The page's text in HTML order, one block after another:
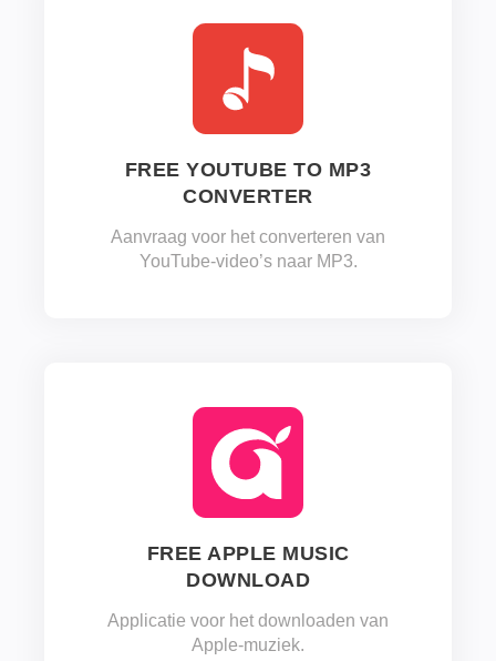
FREE YOUTUBE TO MP3
CONVERTER
Aanvraag voor het converteren van
YouTube-video’s naar MP3.
FREE APPLE MUSIC
DOWNLOAD
Applicatie voor het downloaden van
Apple-muziek.